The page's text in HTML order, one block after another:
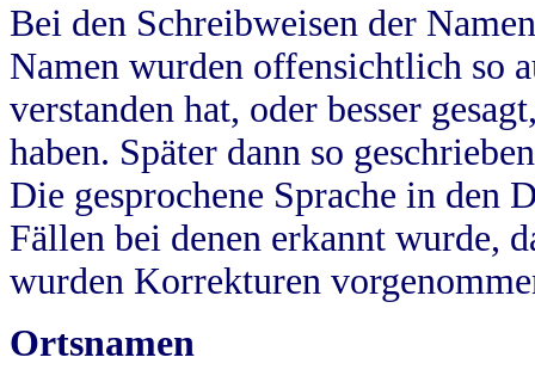
Bei den Schreibweisen der
Namen wurden offensichtlich so
verstanden hat, oder besser
haben. Später dann so
Die gesprochene Sprache in
Fällen bei denen erkannt wurde,
wurden Korrekturen
Ortsnamen